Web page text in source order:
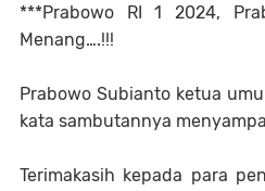
***Prabowo RI 1 2024,
Menang….!!!
Prabowo Subianto ketua
kata sambutannya
Terimakasih kepada para